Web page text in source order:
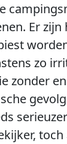
Er
zo
zonder